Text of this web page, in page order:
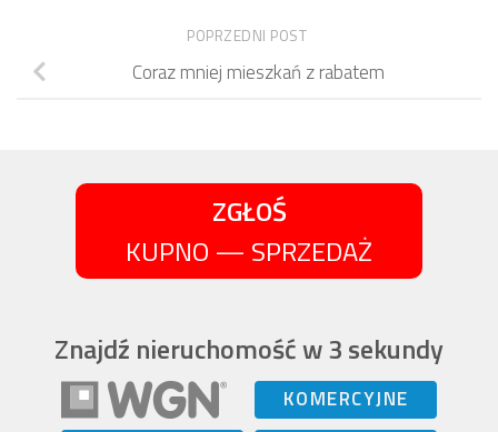
POPRZEDNI POST
Coraz mniej mieszkań z rabatem
ZGŁOŚ
KUPNO — SPRZEDAŻ
Znajdź nieruchomość w 3 sekundy
KOMERCYJNE